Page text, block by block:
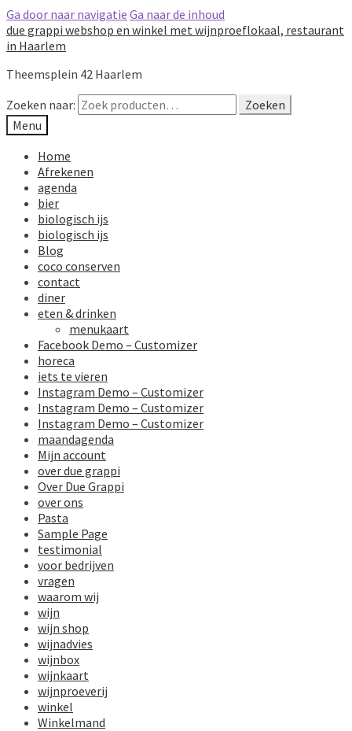
Ga door naar navigatie Ga naar de inhoud
due grappi webshop en winkel met wijnproeflokaal, restaurant
in Haarlem
Theemsplein 42 Haarlem
Zoeken naar:
Zoeken
Menu
Home
Afrekenen
agenda
bier
biologisch ijs
biologisch ijs
Blog
coco conserven
contact
diner
eten & drinken
menukaart
Facebook Demo – Customizer
horeca
iets te vieren
Instagram Demo – Customizer
Instagram Demo – Customizer
Instagram Demo – Customizer
maandagenda
Mijn account
over due grappi
Over Due Grappi
over ons
Pasta
Sample Page
testimonial
voor bedrijven
vragen
waarom wij
wijn
wijn shop
wijnadvies
wijnbox
wijnkaart
wijnproeverij
winkel
Winkelmand